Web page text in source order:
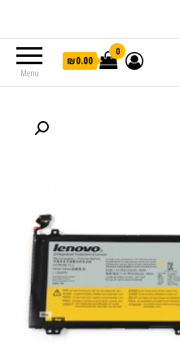
Menu
0
₪0.00